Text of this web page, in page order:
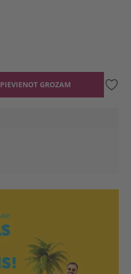
PIEVIENOT GROZAM